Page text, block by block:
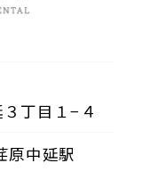
丁目１−４
原中延駅